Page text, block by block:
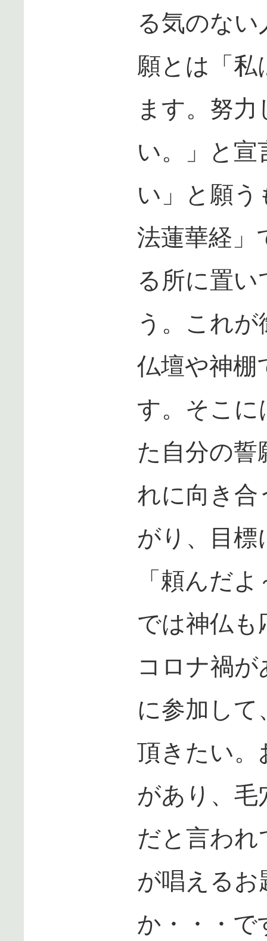
る気のな
願とは「私
ます。努
い。」と宣
い」と願
法蓮華経」
る所に置い
う。これ
仏壇や神棚
す。そこに
た自分の誓
れに向き合
がり、目標
「頼んだ
では神仏
コロナ禍
に参加し
頂きたい。
があり、毛
だと言わ
が唱えるお
か・・・で